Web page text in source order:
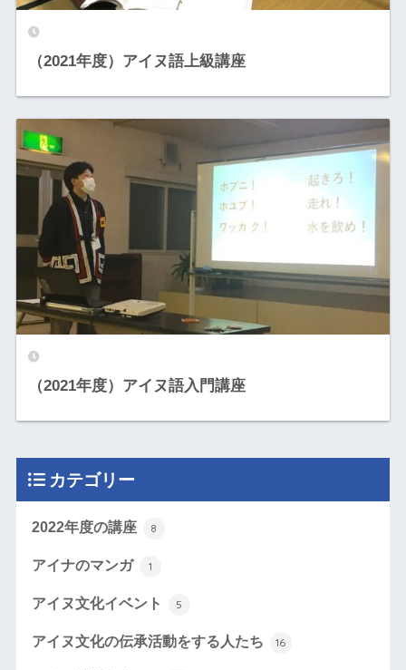
（2021年度）アイヌ語上級講座
（2021年度）アイヌ語入門講座
カテゴリー
2022年度の講座 8
アイナのマンガ 1
アイヌ文化イベント 5
アイヌ文化の伝承活動をする人たち 16